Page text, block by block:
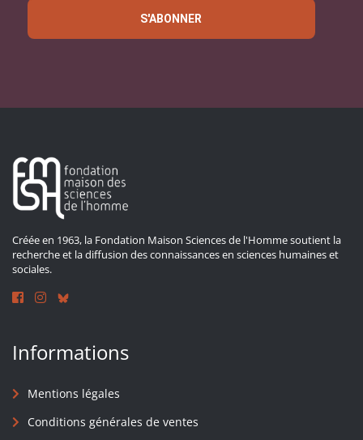
S'ABONNER
Créée en 1963, la Fondation Maison Sciences de l'Homme soutient la
recherche et la diffusion des connaissances en sciences humaines et
sociales.
Informations
Mentions légales
Conditions générales de ventes